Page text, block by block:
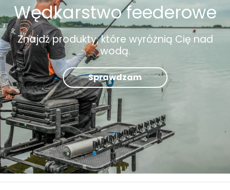
Wędkarstwo feederowe
Znajdź produkty, które wyróżnią Cię nad
wodą.
Sprawdzam